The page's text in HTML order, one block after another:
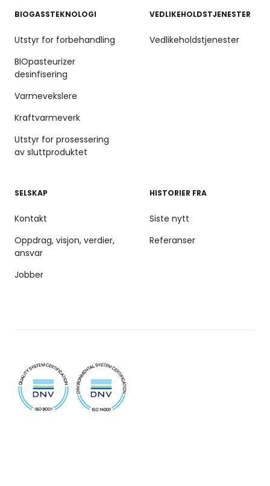
BIOGASSTEKNOLOGI
Utstyr for forbehandling
BIOpasteurizer
desinfisering
Varmevekslere
Kraftvarmeverk
Utstyr for prosessering
av sluttproduktet
VEDLIKEHOLDSTJENESTER
Vedlikeholdstjenester
SELSKAP
Kontakt
Oppdrag, visjon, verdier,
ansvar
Jobber
HISTORIER FRA
Siste nytt
Referanser